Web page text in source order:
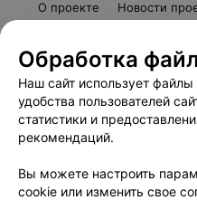
О проекте Новости
Пользовательское
Вакансии
Написать
Обработка
Обработка
Наш сайт использует
удобства пользователей
статистики и
рекомендаций.
Вы можете настроить
cookie или изменить свое